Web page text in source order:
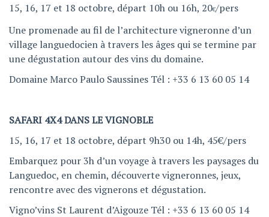
15, 16, 17 et 18 octobre, départ 10h ou 16h, 20€/pers
Une promenade au fil de l’architecture vigneronne d’un
village languedocien à travers les âges qui se termine par
une dégustation autour des vins du domaine.
Domaine Marco Paulo Saussines Tél : +33 6 13 60 05 14
SAFARI 4X4 DANS LE VIGNOBLE
15, 16, 17 et 18 octobre, départ 9h30 ou 14h, 45€/pers
Embarquez pour 3h d’un voyage à travers les paysages du
Languedoc, en chemin, découverte vigneronnes, jeux,
rencontre avec des vignerons et dégustation.
Vigno’vins St Laurent d’Aigouze Tél : +33 6 13 60 05 14